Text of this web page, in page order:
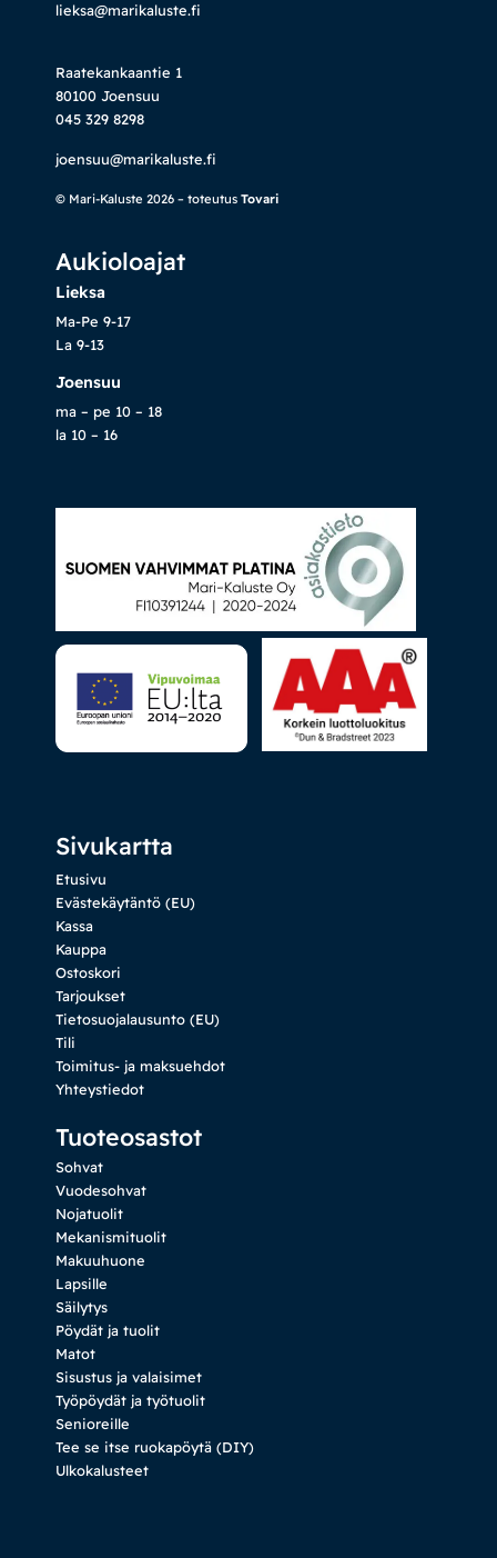
lieksa@marikaluste.fi
Raatekankaantie 1
80100 Joensuu
045 329 8298
joensuu@marikaluste.fi
© Mari-Kaluste 2026 – toteutus Tovari
Aukioloajat
Lieksa
Ma-Pe 9-17
La 9-13
Joensuu
ma – pe 10 – 18
la 10 – 16
Sivukartta
Etusivu
Evästekäytäntö (EU)
Kassa
Kauppa
Ostoskori
Tarjoukset
Tietosuojalausunto (EU)
Tili
Toimitus- ja maksuehdot
Yhteystiedot
Tuoteosastot
Sohvat
Vuodesohvat
Nojatuolit
Mekanismituolit
Makuuhuone
Lapsille
Säilytys
Pöydät ja tuolit
Matot
Sisustus ja valaisimet
Työpöydät ja työtuolit
Senioreille
Tee se itse ruokapöytä (DIY)
Ulkokalusteet